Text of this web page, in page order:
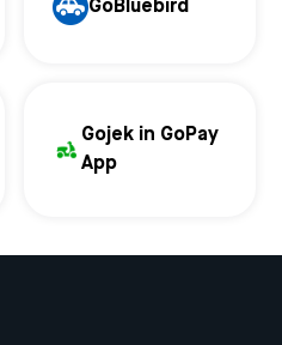
GoBluebird
Gojek in GoPay
App